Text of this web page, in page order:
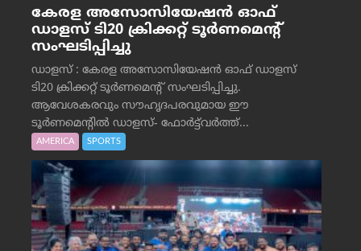
കേരള അസോസിയേഷൻ ഓഫ്
ഡാളസ് ടി20 ക്രിക്കറ്റ് ടൂർണമെന്റ്
സംഘടിപ്പിച്ചു
ഡാളസ് : കേരള അസോസിയേഷൻ ഓഫ് ഡാളസ്
ടി20 ക്രിക്കറ്റ് ടൂർണമെന്റ് സംഘടിപ്പിച്ചു.
ആവേശകരവും സൗഹൃദപരവുമായ ഈ
ടൂർണമെന്റിൽ ഡാളസ്- ഫോർട്ട്‌വര്‍ത്ത്...
AMERICA SPORTS